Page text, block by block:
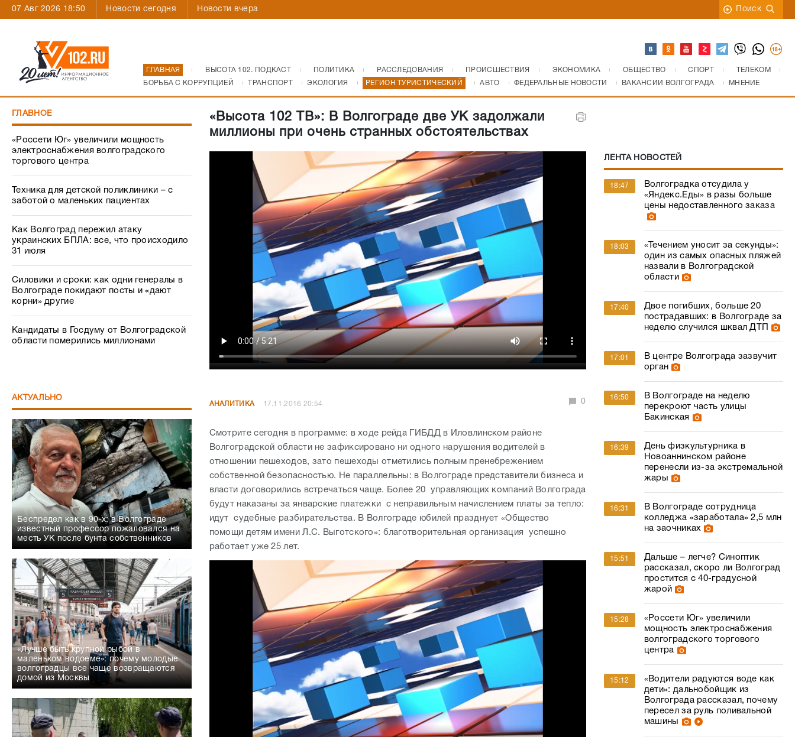
07 Авг 2026 18:50 Новости сегодня Новости вчера Поиск
ГЛАВНАЯ ВЫСОТА 102. ПОДКАСТ ПОЛИТИКА РАССЛЕДОВАНИЯ ПРОИСШЕСТВИЯ ЭКОНОМИКА ОБЩЕСТВО СПОРТ
ТЕЛЕКОМ
БОРЬБА С КОРРУПЦИЕЙ
ТРАНСПОРТ ЭКОЛОГИЯ РЕГИОН ТУРИСТИЧЕСКИЙ АВТО ФЕДЕРАЛЬНЫЕ НОВОСТИ ВАКАНСИИ ВОЛГОГРАДА МНЕНИЕ
ГЛАВНОЕ
«Россети Юг» увеличили мощность
электроснабжения волгоградского
торгового центра
Техника для детской поликлиники – с
заботой о маленьких пациентах
Как Волгоград пережил атаку
украинских БПЛА: все, что происходило
31 июля
Силовики и сроки: как одни генералы в
Волгограде покидают посты и «дают
корни» другие
Кандидаты в Госдуму от Волгоградской
области померились миллионами
АКТУАЛЬНО
Беспредел как в 90-х: в Волгограде
известный профессор пожаловался на
месть УК после бунта собственников
«Лучше быть крупной рыбой в
маленьком водоеме»: почему молодые
волгоградцы все чаще возвращаются
домой из Москвы
«Высота 102 ТВ»: В Волгограде две УК задолжали
миллионы при очень странных обстоятельствах
АНАЛИТИКА 17.11.2016 20:54 0
Смотрите сегодня в программе: в ходе рейда ГИБДД в Иловлинском районе
Волгоградской области не зафиксировано ни одного нарушения водителей в
отношении пешеходов, зато пешеходы отметились полным пренебрежением
собственной безопасностью. Не параллельны: в Волгограде представители бизнеса и
власти договорились встречаться чаще. Более 20 управляющих компаний Волгограда
будут наказаны за январские платежки с неправильным начислением платы за тепло:
идут судебные разбирательства. В Волгограде юбилей празднует «Общество
помощи детям имени Л.С. Выготского»: благотворительная организация успешно
работает уже 25 лет.
ЛЕНТА НОВОСТЕЙ
18:47
Волгоградка отсудила у
«Яндекс.Еды» в разы больше
цены недоставленного заказа
18:03
«Течением уносит за секунды»:
один из самых опасных пляжей
назвали в Волгоградской
области
17:40
Двое погибших, больше 20
пострадавших: в Волгограде за
неделю случился шквал ДТП
17:01
В центре Волгограда зазвучит
орган
16:50
В Волгограде на неделю
перекроют часть улицы
Бакинская
16:39
День физкультурника в
Новоаннинском районе
перенесли из-за экстремальной
жары
16:31
В Волгограде сотрудница
колледжа «заработала» 2,5 млн
на заочниках
15:51
Дальше – легче? Синоптик
рассказал, скоро ли Волгоград
простится с 40-градусной
жарой
15:28
«Россети Юг» увеличили
мощность электроснабжения
волгоградского торгового
центра
15:12
«Водители радуются воде как
дети»: дальнобойщик из
Волгограда рассказал, почему
пересел за руль поливальной
машины